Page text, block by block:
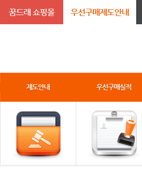
꿈드래 쇼핑몰 우선구매제도안내
제도안내 우선구매실적